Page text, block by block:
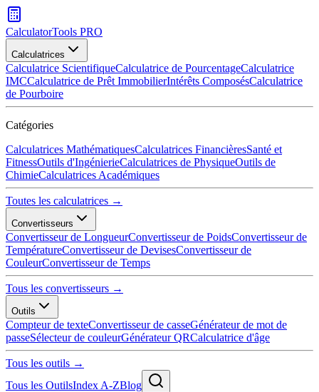
CalculatorTools PRO
Calculatrices
Calculatrice ScientifiqueCalculatrice de PourcentageCalculatrice
IMCCalculatrice de Prêt ImmobilierIntérêts ComposésCalculatrice
de Pourboire
Catégories
Calculatrices MathématiquesCalculatrices FinancièresSanté et
FitnessOutils d'IngénierieCalculatrices de PhysiqueOutils de
ChimieCalculatrices Académiques
Toutes les calculatrices →
Convertisseurs
Convertisseur de LongueurConvertisseur de PoidsConvertisseur de
TempératureConvertisseur de DevisesConvertisseur de
CouleurConvertisseur de Temps
Tous les convertisseurs →
Outils
Compteur de texteConvertisseur de casseGénérateur de mot de
passeSélecteur de couleurGénérateur QRCalculatrice d'âge
Tous les outils →
Tous les OutilsIndex A-ZBlog